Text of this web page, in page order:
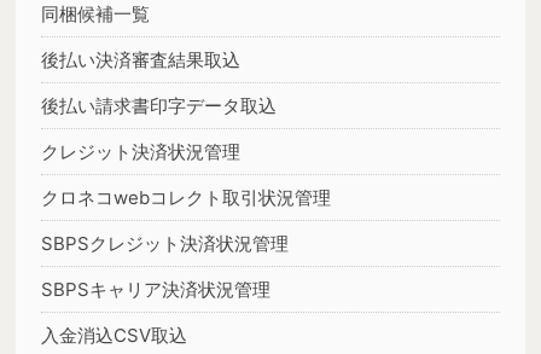
同梱候補一覧
後払い決済審査結果取込
後払い請求書印字データ取込
クレジット決済状況管理
クロネコwebコレクト取引状況管理
SBPSクレジット決済状況管理
SBPSキャリア決済状況管理
入金消込CSV取込